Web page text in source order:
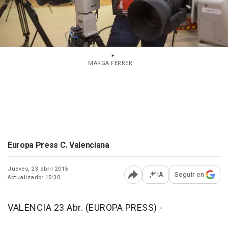
MARGA FERRER
Europa Press C. Valenciana
Jueves, 23 abril 2015
Actualizado: 15:30
Abrir opciones para
IA Seguir en
VALENCIA 23 Abr. (EUROPA PRESS) -